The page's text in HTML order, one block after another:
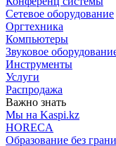
Сетевое оборудование
Оргтехника
Компьютеры
Звуковое
Инструменты
Услуги
Распродажа
Важно знать
Мы на Kaspi.kz
HORECA
Образование без